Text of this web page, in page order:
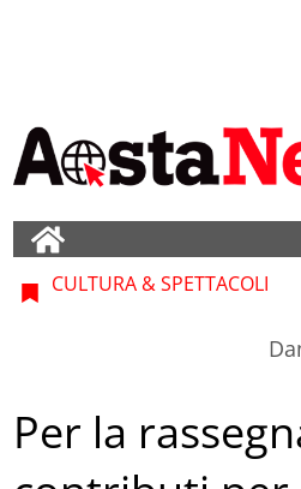
CULTURA & SPETTACOLI
Per la